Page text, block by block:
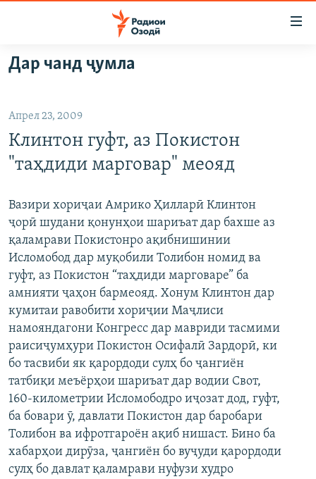
Ҷаҳиш
ба
аслӣ
Ҷаҳиш
ба
феҳристи
Ҷаҳиш
ҷустор
ГӮШАҲО
ОСИЁИ МАРКАЗӢ
ФАРҲАНГ
МЕҲМОНИ ОЗОДӢ
ВАРЗИШ
РӮЗГОРИ МУҲОҶИР
ТАҲҚИҚОТ
ҶАНГ ДАР УКРАИНА
НАЗАРИ МАРДУМ
БЛОГИСТОН
ОЗОДӢ ОНЛАЙН
ЧАНДРАСОНАӢ
ВИДЕО
ГУЗОРИШҲОИ РАДИОӢ
РӮЙХАТҲО
КИТОБҲОИ ОЗОДӢ
Русский
ПАЙГИРӢ КУНЕД
Ҳамаи сомонаҳои RFE/RL
Дар чанд ҷумла
Апрел 23, 2009
Клинтон гуфт, аз Покистон
"таҳдиди марговар" меояд
Вазири хориҷаи Амрико Ҳилларӣ Клинтон
ҷорӣ шудани қонунҳои шариъат дар бахше аз
қаламрави Покистонро ақибнишинии
Исломобод дар муқобили Толибон номид ва
гуфт, аз Покистон “таҳдиди марговаре” ба
амнияти ҷаҳон бармеояд. Хонум Клинтон дар
кумитаи равобити хориҷии Маҷлиси
намояндагони Конгресс дар мавриди тасмими
раисиҷумҳури Покистон Осифалӣ Зардорӣ, ки
бо тасвиби як қарордоди сулҳ бо ҷангиён
татбиқи меъёрҳои шариъат дар водии Свот,
160-километрии Исломободро иҷозат дод, гуфт,
ба бовари ӯ, давлати Покистон дар баробари
Толибон ва ифротгароён ақиб нишаст. Бино ба
хабарҳои дирӯза, ҷангиён бо вуҷуди қарордоди
сулҳ бо давлат қаламрави нуфузи худро